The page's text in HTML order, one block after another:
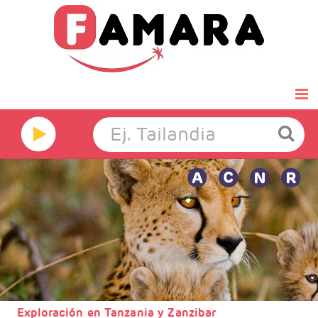
Inicio
Famara Select
Luna de miel
Grandes Viajes
Hoteles
Ofertas Exprés
Exploración en Tanzania y Zanzibar